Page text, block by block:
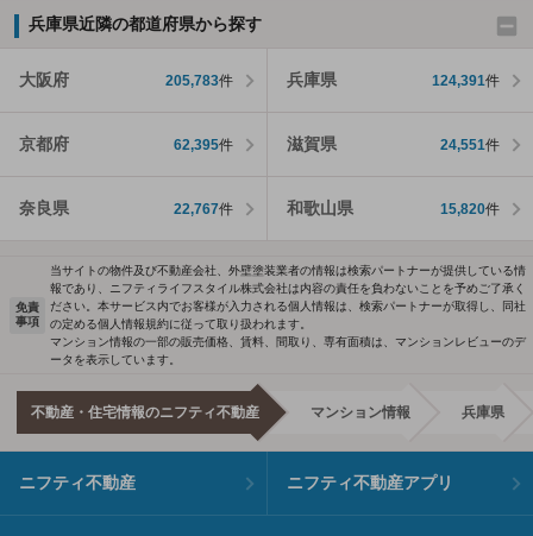
兵庫県近隣の都道府県から探す
大阪府 205,783件 兵庫県 124,391件
京都府 62,395件 滋賀県 24,551件
奈良県 22,767件 和歌山県 15,820件
免責
事項
当サイトの物件及び不動産会社、外壁塗装業者の情報は検索パートナーが提供している情
報であり、ニフティライフスタイル株式会社は内容の責任を負わないことを予めご了承く
ださい。本サービス内でお客様が入力される個人情報は、検索パートナーが取得し、同社
の定める個人情報規約に従って取り扱われます。
マンション情報の一部の販売価格、賃料、間取り、専有面積は、マンションレビューのデ
ータを表示しています。
不動産・住宅情報のニフティ不動産 マンション情報 兵庫県
ニフティ不動産 ニフティ不動産アプリ